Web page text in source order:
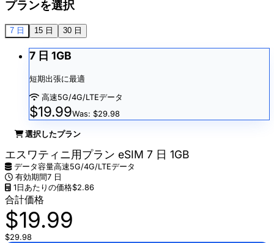
プランを選択
7 日 15 日 30 日
7 日 1GB
短期出張に最適
高速5G/4G/LTEデータ
$19.99Was: $29.98
選択したプラン
エスワティニ用プラン eSIM 7 日 1GB
データ容量高速5G/4G/LTEデータ
有効期間7 日
1日あたりの価格$2.86
合計価格
$19.99
$29.98